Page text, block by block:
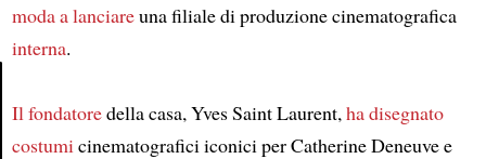
Article
modaa lanciareuna filiale di produzione cinematografica
interna.
Il fondatoredella casa, Yves Saint Laurent, ha disegnato
costumi cinematografici iconici per Catherine Deneuve e